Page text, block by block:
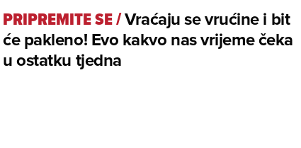
PRIPREMITE SE/Vraćaju se vrućine i bit
će pakleno! Evo kakvo nas vrijeme čeka
u ostatku tjedna